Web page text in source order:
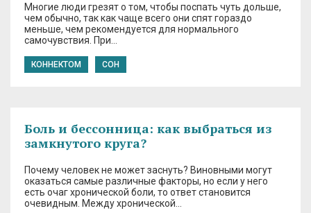
Многие люди грезят о том, чтобы поспать чуть дольше,
чем обычно, так как чаще всего они спят гораздо
меньше, чем рекомендуется для нормального
самочувствия. При…
КОННЕКТОМ СОН
Боль и бессонница: как выбраться из
замкнутого круга?
Почему человек не может заснуть? Виновными могут
оказаться самые различные факторы, но если у него
есть очаг хронической боли, то ответ становится
очевидным. Между хронической…